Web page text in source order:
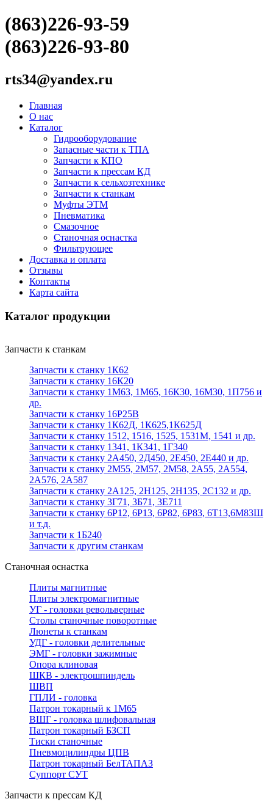
(863)226-93-59
(863)226-93-80
rts34@yandex.ru
Главная
О нас
Каталог
Гидрооборудование
Запасные части к ТПА
Запчасти к КПО
Запчасти к прессам КД
Запчасти к сельхозтехнике
Запчасти к станкам
Муфты ЭТМ
Пневматика
Смазочное
Станочная оснастка
Фильтрующее
Доставка и оплата
Отзывы
Контакты
Карта сайта
Каталог продукции
Запчасти к станкам
Запчасти к станку 1К62
Запчасти к станку 16К20
Запчасти к станку 1М63, 1М65, 16К30, 16М30, 1П756 и
др.
Запчасти к станку 16Р25В
Запчасти к станку 1К62Д, 1К625,1К625Д
Запчасти к станку 1512, 1516, 1525, 1531М, 1541 и др.
Запчасти к станку 1341, 1К341, 1Г340
Запчасти к станку 2А450, 2Д450, 2Е450, 2Е440 и др.
Запчасти к станку 2М55, 2М57, 2М58, 2А55, 2А554,
2А576, 2А587
Запчасти к станку 2А125, 2Н125, 2Н135, 2С132 и др.
Запчасти к станку 3Г71, 3Б71, 3Е711
Запчасти к станку 6Р12, 6Р13, 6Р82, 6Р83, 6Т13,6М83Ш
и т.д.
Запчасти к 1Б240
Запчасти к другим станкам
Станочная оснастка
Плиты магнитные
Плиты электромагнитные
УГ - головки револьверные
Столы станочные поворотные
Люнеты к станкам
УДГ - головки делительные
ЭМГ - головки зажимные
Опора клиновая
ШКВ - электрошпиндель
ШВП
ГПЛИ - головка
Патрон токарный к 1М65
ВШГ - головка шлифовальная
Патрон токарный БЗСП
Тиски станочные
Пневмоцилиндры ЦПВ
Патрон токарный БелТАПАЗ
Суппорт СУТ
Запчасти к прессам КД